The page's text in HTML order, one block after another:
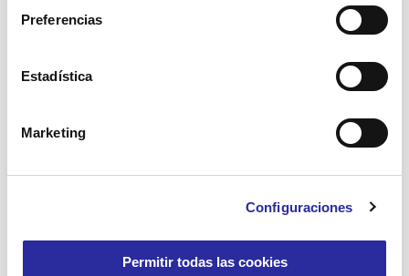
Preferencias
Estadística
Marketing
Configuraciones
Permitir todas las cookies
Accent Social invita a reflexionar sobre la
organizada por el Instituto Miquel